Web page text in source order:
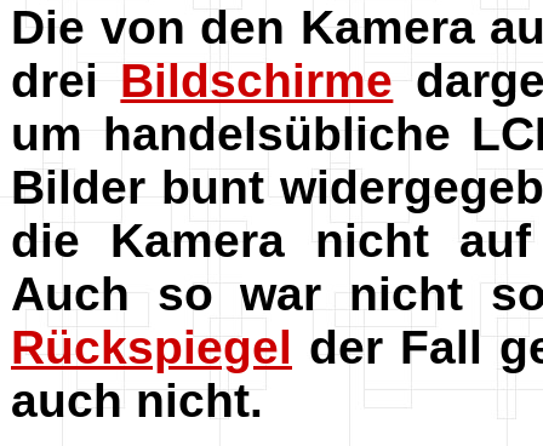
Die von den Kamera
dreiBildschirme
um handelsübliche
Bilder bunt
die Kamera nicht
Auch so war nicht
Rückspiegel der Fall
auch nicht.